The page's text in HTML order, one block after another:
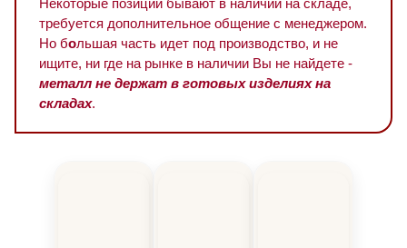
Некоторые позиции бывают в наличии на складе,
требуется дополнительное общение с менеджером.
Но большая часть идет под производство, и не
ищите, ни где на рынке в наличии Вы не найдете -
металл не держат в готовых изделиях на
складах.